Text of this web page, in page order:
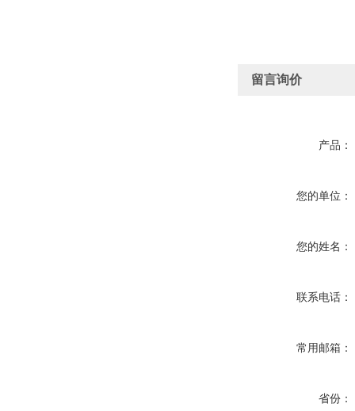
留言询价
产品：
您的单位：
您的姓名：
联系电话：
常用邮箱：
省份：